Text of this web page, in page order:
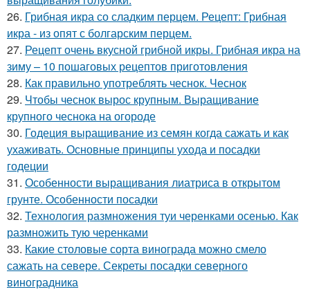
26. Грибная икра со сладким перцем. Рецепт: Грибная
икра - из опят с болгарским перцем.
27. Рецепт очень вкусной грибной икры. Грибная икра на
зиму – 10 пошаговых рецептов приготовления
28. Как правильно употреблять чеснок. Чеснок
29. Чтобы чеснок вырос крупным. Выращивание
крупного чеснока на огороде
30. Годеция выращивание из семян когда сажать и как
ухаживать. Основные принципы ухода и посадки
годеции
31. Особенности выращивания лиатриса в открытом
грунте. Особенности посадки
32. Технология размножения туи черенками осенью. Как
размножить тую черенками
33. Какие столовые сорта винограда можно смело
сажать на севере. Секреты посадки северного
виноградника